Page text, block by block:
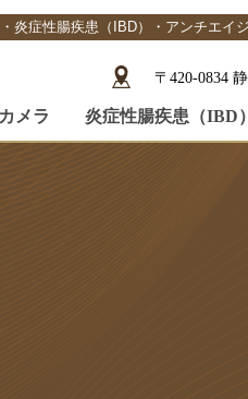
炎症性腸疾患（IBD）・アンチエイ
〒420-0834
メラ 炎症性腸疾患（IBD）